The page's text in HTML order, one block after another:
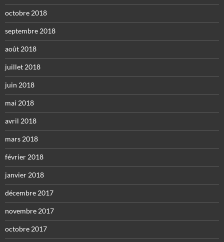
octobre 2018
septembre 2018
août 2018
juillet 2018
juin 2018
mai 2018
avril 2018
mars 2018
février 2018
janvier 2018
décembre 2017
novembre 2017
octobre 2017